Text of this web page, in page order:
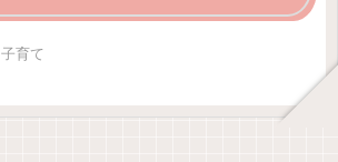
子育て